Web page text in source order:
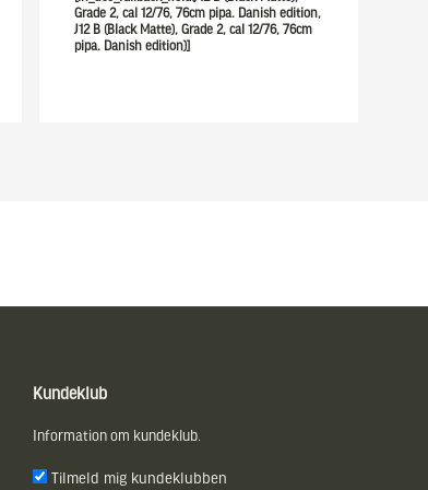
Grade 2, cal 12/76, 76cm pipa. Danish edition,
J12 B (Black Matte), Grade 2, cal 12/76, 76cm
pipa. Danish edition)]
Kundeklub
Information om kundeklub.
Tilmeld mig kundeklubben